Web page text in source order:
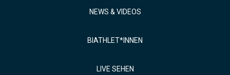
NEWS & VIDEOS
BIATHLET*INNEN
LIVE SEHEN